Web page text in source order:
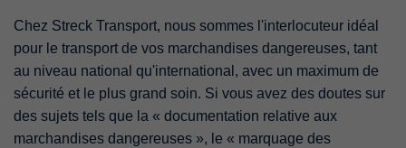
Chez Streck Transport, nous sommes l'interlocuteur idéal
pour le transport de vos marchandises dangereuses, tant
au niveau national qu'international, avec un maximum de
sécurité et le plus grand soin. Si vous avez des doutes sur
des sujets tels que la « documentation relative aux
marchandises dangereuses », le « marquage des